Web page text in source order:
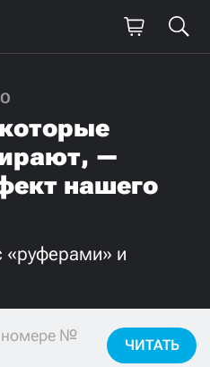
—
нашего
«руферами» и
номере №
ЧИТАТЬ
Разово